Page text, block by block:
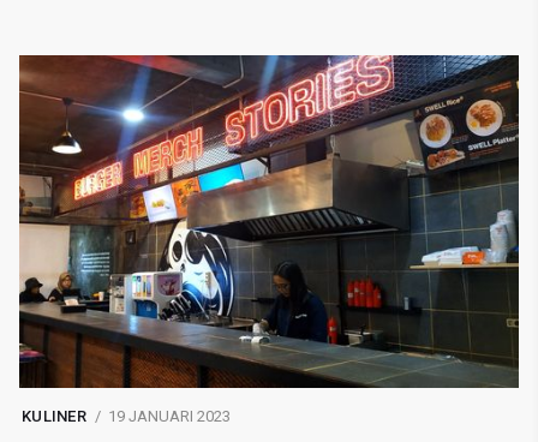
KULINER 19 JANUARI 2023